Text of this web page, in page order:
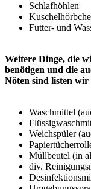
Schlafhöhlen
Futter- und
Weitere Dinge, die
benötigen und die
Nöten sind listen
Waschmittel
Weichspüler
Müllbeutel (in
div.